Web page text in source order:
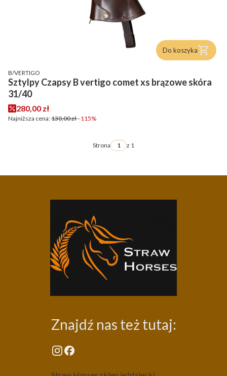
Do koszyka
PRODUCENT
B/VERTIGO
Sztylpy Czapsy B vertigo comet xs brązowe skóra
31/40
Cena promocyjna
280,00 zł
Najniższa cena:130,00 zł--115%
Strona z 1
Znajdź nas też tutaj: